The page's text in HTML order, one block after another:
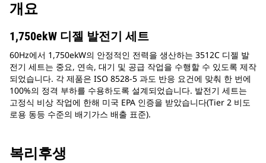
개요
1,750ekW 디젤 발전기 세트
60Hz에서 1,750ekW의 안정적인 전력을 생산하는 3512C 디젤 발
전기 세트는 중요, 연속, 대기 및 공급 작업을 수행할 수 있도록 제작
되었습니다. 각 제품은 ISO 8528-5 과도 반응 요건에 맞춰 한 번에
100%의 정격 부하를 수용하도록 설계되었습니다. 발전기 세트는
고정식 비상 작업에 한해 미국 EPA 인증을 받았습니다(Tier 2 비도
로용 동등 수준의 배기가스 배출 표준).
복리후생